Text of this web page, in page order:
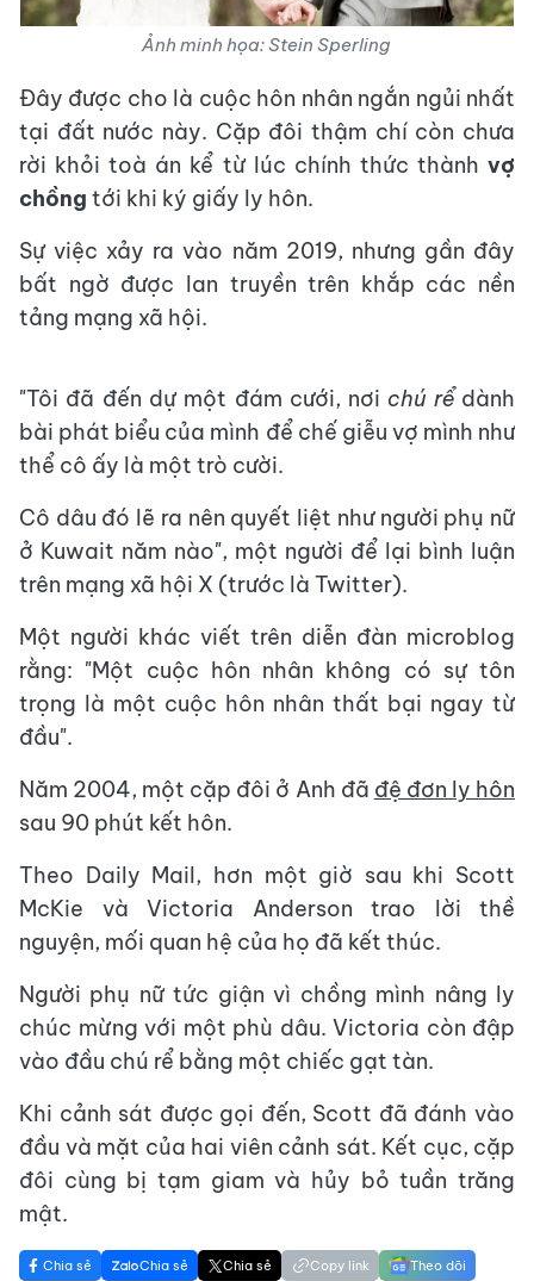
Ảnh minh họa: Stein Sperling
Đây được cho là cuộc hôn nhân ngắn ngủi nhất
tại đất nước này. Cặp đôi thậm chí còn chưa
rời khỏi toà án kể từ lúc chính thức thành vợ
chồng tới khi ký giấy ly hôn.
Sự việc xảy ra vào năm 2019, nhưng gần đây
bất ngờ được lan truyền trên khắp các nền
tảng mạng xã hội.
"Tôi đã đến dự một đám cưới, nơi chú rểdành
bài phát biểu của mình để chế giễu vợ mình như
thể cô ấy là một trò cười.
Cô dâu đó lẽ ra nên quyết liệt như người phụ nữ
ở Kuwait năm nào", một người để lại bình luận
trên mạng xã hội X (trước là Twitter).
Một người khác viết trên diễn đàn microblog
rằng: "Một cuộc hôn nhân không có sự tôn
trọng là một cuộc hôn nhân thất bại ngay từ
đầu".
Năm 2004, một cặp đôi ở Anh đã đệ đơn ly hôn
sau 90 phút kết hôn.
Theo Daily Mail, hơn một giờ sau khi Scott
McKie và Victoria Anderson trao lời thề
nguyện, mối quan hệ của họ đã kết thúc.
Người phụ nữ tức giận vì chồng mình nâng ly
chúc mừng với một phù dâu. Victoria còn đập
vào đầu chú rể bằng một chiếc gạt tàn.
Khi cảnh sát được gọi đến, Scott đã đánh vào
đầu và mặt của hai viên cảnh sát. Kết cục, cặp
đôi cùng bị tạm giam và hủy bỏ tuần trăng
mật.
Chia sẻ Chia sẻ Chia sẻ Copy link Theo dõi